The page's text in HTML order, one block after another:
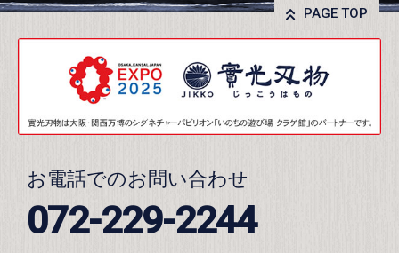
PAGE TOP
お電話でのお問い合わせ
072-229-2244